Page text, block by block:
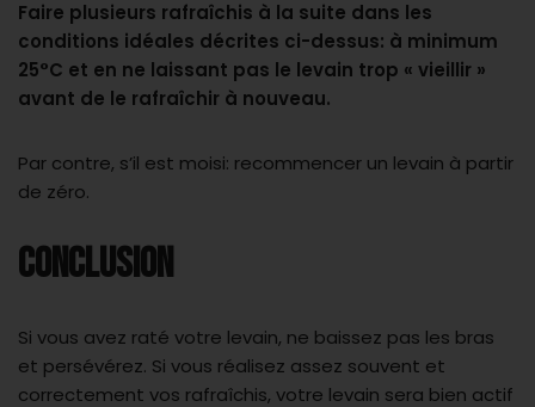
Faire plusieurs rafraîchis à la suite dans les
conditions idéales décrites ci-dessus: à minimum
25°C et en ne laissant pas le levain trop « vieillir »
avant de le rafraîchir à nouveau.
Par contre, s’il est moisi: recommencer un levain à partir
de zéro.
CONCLUSION
Si vous avez raté votre levain, ne baissez pas les bras
et persévérez. Si vous réalisez assez souvent et
correctement vos rafraîchis, votre levain sera bien actif